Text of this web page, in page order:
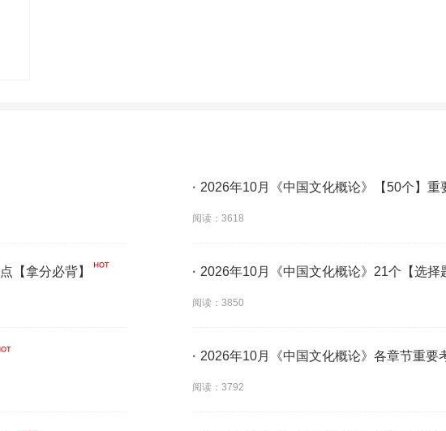
· 2026年10月《中国文化概论》【50个】重
阅读：3618
【拿分必背】 · 2026年10月《中国文化概论》21个【选择
阅读：3850
· 2026年10月《中国文化概论》各章节重要
阅读：3792